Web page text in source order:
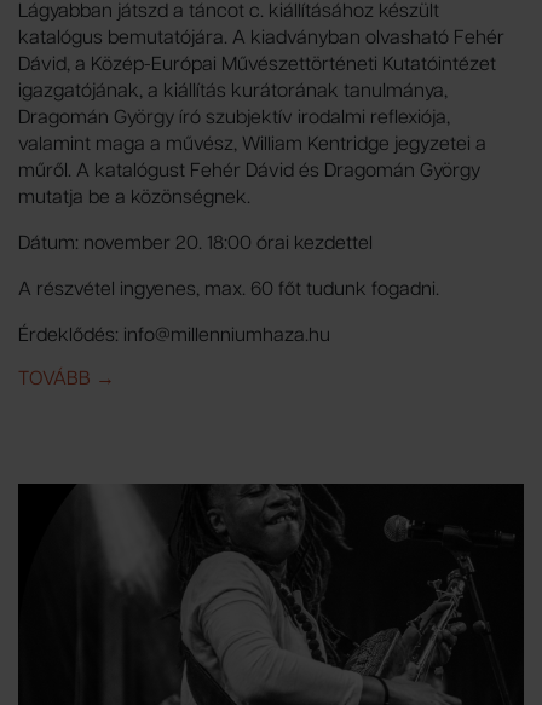
Lágyabban játszd a táncot c. kiállításához készült
katalógus bemutatójára. A kiadványban olvasható Fehér
Dávid, a Közép-Európai Művészettörténeti Kutatóintézet
igazgatójának, a kiállítás kurátorának tanulmánya,
Dragomán György író szubjektív irodalmi reflexiója,
valamint maga a művész, William Kentridge jegyzetei a
műről. A katalógust Fehér Dávid és Dragomán György
mutatja be a közönségnek.
Dátum: november 20. 18:00 órai kezdettel
A részvétel ingyenes, max. 60 főt tudunk fogadni.
Érdeklődés: info@millenniumhaza.hu
TOVÁBB IDE: WILLIAM KENTRIDGE KIÁLLÍTÁS KATALÓGUS
→